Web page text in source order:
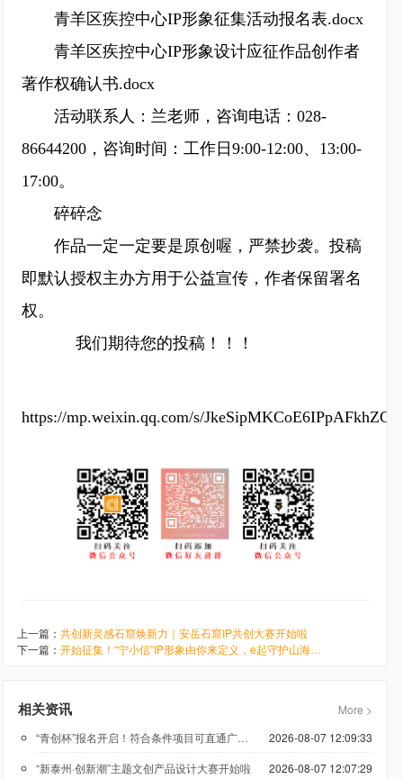
青羊区疾控中心IP形象征集活动报名表.docx
青羊区疾控中心IP形象设计应征作品创作者
著作权确认书.docx
活动联系人：兰老师，咨询电话：028-
86644200，咨询时间：工作日9:00-12:00、13:00-
17:00。
碎碎念
作品一定一定要是原创喔，严禁抄袭。投稿
即默认授权主办方用于公益宣传，作者保留署名
权。
我们期待您的投稿！！！
https://mp.weixin.qq.com/s/JkeSipMKCoE6IPpAFkhZCA
上一篇： 共创新灵感石窟焕新力｜安岳石窟IP共创大赛开始啦
下一篇：
开始征集！“宁小信”IP形象由你来定义，e起守护山海宁德
相关资讯
More >
“青创杯”报名开启！符合条件项目可直通广州科技创新创业大赛
2026-08-07 12:09:33
“新泰州·创新潮”主题文创产品设计大赛开始啦
2026-08-07 12:07:29